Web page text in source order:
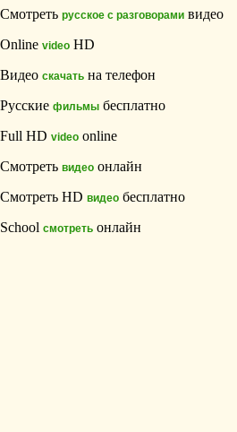
Смотреть русское с разговорами видео
Online video HD
Видео скачать на телефон
Русские фильмы бесплатно
Full HD video online
Смотреть видео онлайн
Смотреть HD видео бесплатно
School смотреть онлайн